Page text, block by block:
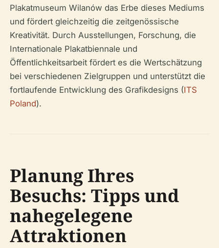
Plakatmuseum Wilanów das Erbe dieses Mediums
und fördert gleichzeitig die zeitgenössische
Kreativität. Durch Ausstellungen, Forschung, die
Internationale Plakatbiennale und
Öffentlichkeitsarbeit fördert es die Wertschätzung
bei verschiedenen Zielgruppen und unterstützt die
fortlaufende Entwicklung des Grafikdesigns (ITS
Poland).
Planung Ihres
Besuchs: Tipps und
nahegelegene
Attraktionen